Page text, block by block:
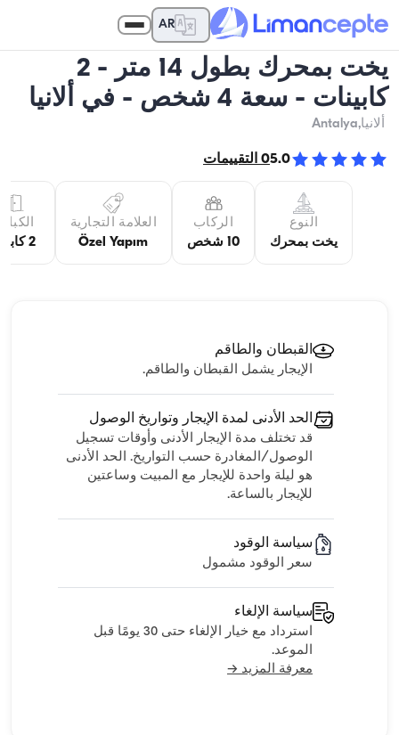
AR
يخت بمحرك بطول 14 متر - 2
كابينات - سعة 4 شخص - في ألانيا
ألانيا,Antalya
5.0
0 التقييمات
النوع
يخت بمحرك
الركاب
10 شخص
العلامة التجارية
Özel Yapım
2 كابينة
القبطان والطاقم
الإيجار يشمل القبطان والطاقم.
الحد الأدنى لمدة الإيجار وتواريخ الوصول
قد تختلف مدة الإيجار الأدنى وأوقات تسجيل
الوصول/المغادرة حسب التواريخ. الحد الأدنى
هو ليلة واحدة للإيجار مع المبيت وساعتين
للإيجار بالساعة.
سياسة الوقود
سعر الوقود مشمول
سياسة الإلغاء
استرداد مع خيار الإلغاء حتى 30 يومًا قبل
الموعد.
معرفة المزيد →